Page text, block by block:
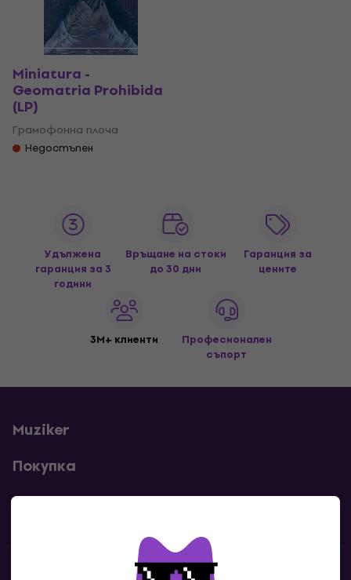
Miniatura -
Geomatria Prohibida
(LP)
Грамофонна плоча
Недостъпен
Удължена
гаранция за 3
години
Връщане на стоки
до 30 дни
Гаранция за
цените
3M+ клиенти
Професионален
съпорт
Muziker
Покупка
Полезни линкове